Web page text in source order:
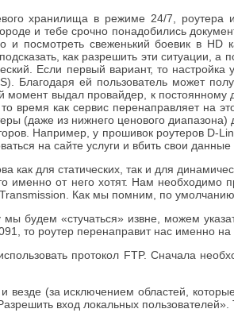
хранилища в режиме 24/7,
и тебе срочно понадобились
посмотреть свеженький боевик в HD
как разрешить эти ситуации,
Если первый вариант, то
Благодаря ей пользователь может
момент выдал провайдер, к
время как сервис перенаправляет на
(даже из нижнего ценового
Например, у прошивок роутеров D-
на сайте услуги и вбить свои данные
как для статических, так и для
именно от него хотят. Нам
Как мы помним, по
мы будем «стучаться» извне, можем
то роутер перенаправит нас именно на
протокол FTP. Сначала
везде (за исключением областей,
вход локальных